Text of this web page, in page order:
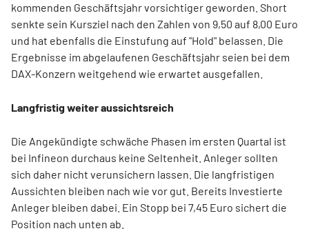
kommenden Geschäftsjahr vorsichtiger geworden. Short
senkte sein Kursziel nach den Zahlen von 9,50 auf 8,00 Euro
und hat ebenfalls die Einstufung auf "Hold" belassen. Die
Ergebnisse im abgelaufenen Geschäftsjahr seien bei dem
DAX-Konzern weitgehend wie erwartet ausgefallen.
Langfristig weiter aussichtsreich
Die Angekündigte schwäche Phasen im ersten Quartal ist
bei Infineon durchaus keine Seltenheit. Anleger sollten
sich daher nicht verunsichern lassen. Die langfristigen
Aussichten bleiben nach wie vor gut. Bereits Investierte
Anleger bleiben dabei. Ein Stopp bei 7,45 Euro sichert die
Position nach unten ab.